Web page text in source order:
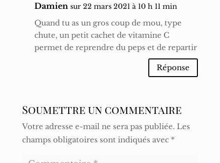
Damien sur 22 mars 2021 à 10 h 11 min
Quand tu as un gros coup de mou, type
chute, un petit cachet de vitamine C
permet de reprendre du peps et de repartir
Réponse
Soumettre un commentaire
Votre adresse e-mail ne sera pas publiée. Les
champs obligatoires sont indiqués avec *